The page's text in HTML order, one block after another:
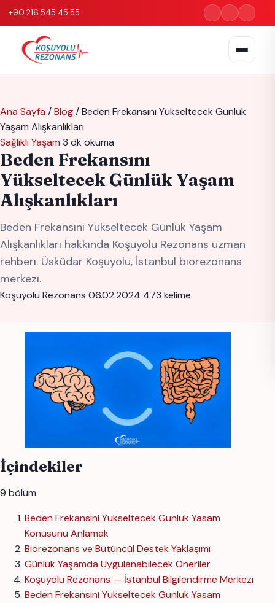
+90 216 545 45 55
Ana Sayfa /Blog/Beden Frekansını Yükseltecek Günlük
Yaşam Alışkanlıkları
Sağlıklı Yaşam 3 dk okuma
Beden Frekansını
Yükseltecek Günlük Yaşam
Alışkanlıkları
Beden Frekansını Yükseltecek Günlük Yaşam
Alışkanlıkları hakkında Koşuyolu Rezonans uzman
rehberi. Üsküdar Koşuyolu, İstanbul biorezonans
merkezi.
Koşuyolu Rezonans 06.02.2024 473 kelime
İçindekiler
9 bölüm
Beden Frekansini Yukseltecek Gunluk Yasam
Konusunu Anlamak
Biorezonans ve Bütüncül Destek Yaklaşımı
Günlük Yaşamda Uygulanabilecek Öneriler
Koşuyolu Rezonans — İstanbul Bilgilendirme Merkezi
Beden Frekansini Yukseltecek Gunluk Yasam